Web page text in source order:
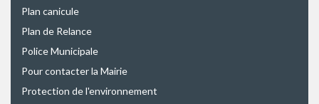
Plan canicule
Plan de Relance
Police Municipale
Pour contacter la Mairie
Protection de l'environnement